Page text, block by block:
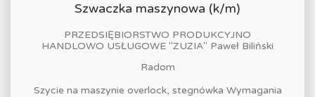
Szwaczka maszynowa (k/m)
PRZEDSIĘBIORSTWO PRODUKCYJNO
HANDLOWO USŁUGOWE "ZUZIA" Paweł Biliński
Radom
Szycie na maszynie overlock, stegnówka Wymagania